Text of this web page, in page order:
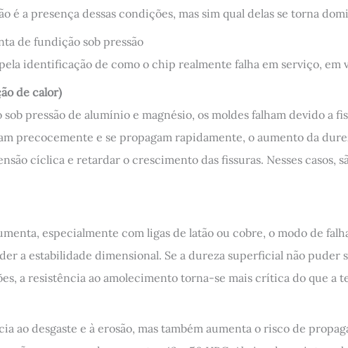
é a presença dessas condições, mas sim qual delas se torna
de fundição sob pressão
identificação de como o chip realmente falha em serviço,
de calor)
pressão de alumínio e magnésio, os moldes falham devido a
precocemente e se propagam rapidamente, o aumento da
cíclica e retardar o crescimento das fissuras. Nesses casos,
especialmente com ligas de latão ou cobre, o modo de
a estabilidade dimensional. Se a dureza superficial não puder
a resistência ao amolecimento torna-se mais crítica do que a
ao desgaste e à erosão, mas também aumenta o risco de